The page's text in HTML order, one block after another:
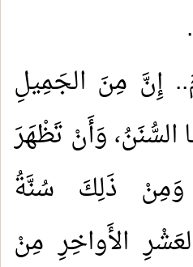
إِنَّ مِنَ الجَمِيلِ
وَأَنْ تَظْهَرَ
وَمِنْ ذَلِكَ سُنَّةُ
الأَواخِرِ مِنْ